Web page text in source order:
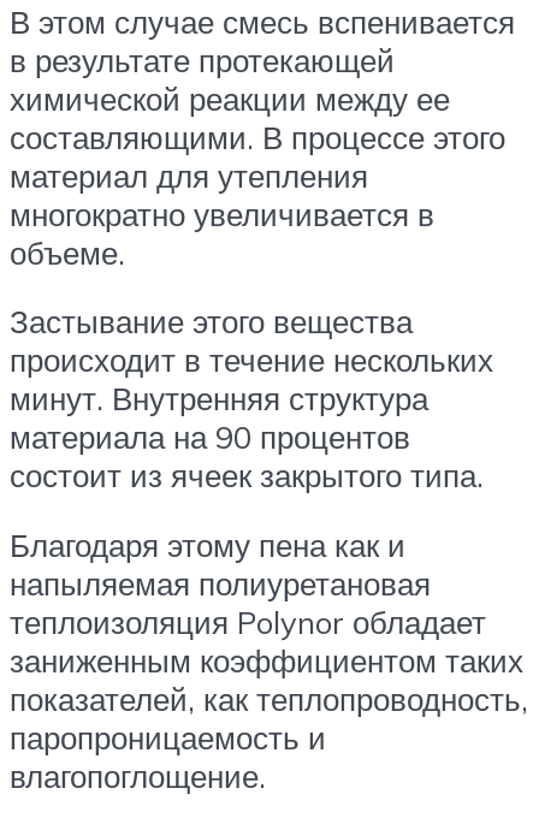
В этом случае смесь вспенивается
в результате протекающей
химической реакции между ее
составляющими. В процессе этого
материал для утепления
многократно увеличивается в
объеме.
Застывание этого вещества
происходит в течение нескольких
минут. Внутренняя структура
материала на 90 процентов
состоит из ячеек закрытого типа.
Благодаря этому пена как и
напыляемая полиуретановая
теплоизоляция Polynor обладает
заниженным коэффициентом таких
показателей, как теплопроводность,
паропроницаемость и
влагопоглощение.